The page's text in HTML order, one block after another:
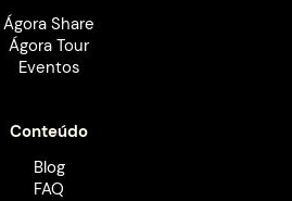
Ágora Share
Ágora Tour
Eventos
Conteúdo
Blog
FAQ